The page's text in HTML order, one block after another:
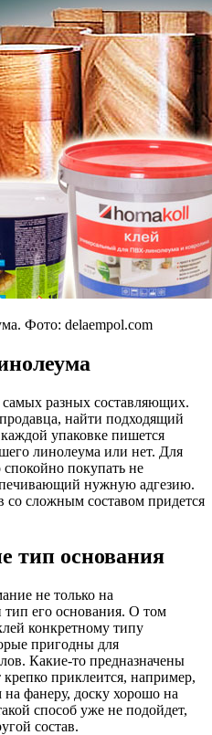
Фото: delaempol.com
самых разных составляющих.
найти подходящий
упаковке пишется
линолеума или нет. Для
покупать не
нужную адгезию.
со сложным составом придется
тип основания
не только на
тип его основания. О том
конкретному типу
пригодны для
Какие-то предназначены
приклеится, например,
фанеру, доску хорошо на
способ уже не подойдет,
состав.